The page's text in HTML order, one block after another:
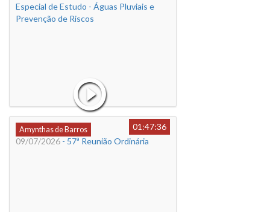
Especial de Estudo - Águas Pluviais e
Prevenção de Riscos
Amynthas de Barros
01:47:36
09/07/2026 - 57ª Reunião Ordinária